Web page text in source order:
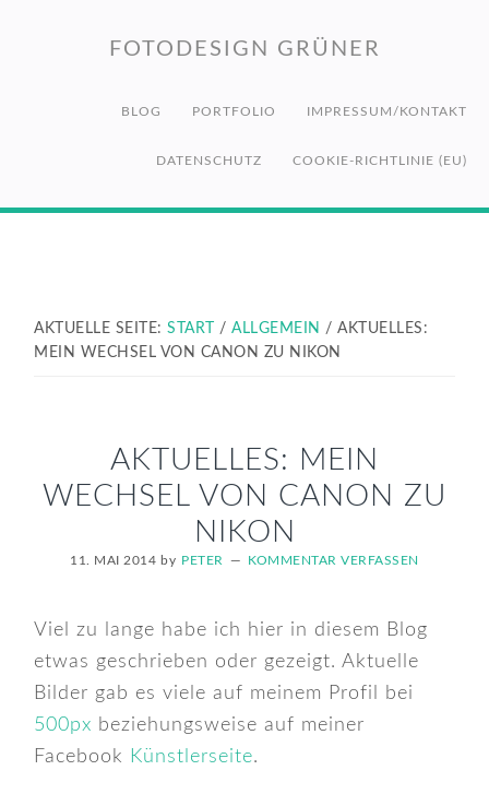
HauptnavigationFOTODESIGN GRÜNER
BLOG PORTFOLIO IMPRESSUM/KONTAKT
DATENSCHUTZ COOKIE-RICHTLINIE (EU)
AKTUELLE SEITE:START / ALLGEMEIN / AKTUELLES:
MEIN WECHSEL VON CANON ZU NIKON
AKTUELLES: MEIN
WECHSEL VON CANON ZU
NIKON
11. MAI 2014 by PETER KOMMENTAR VERFASSEN
Viel zu lange habe ich hier in diesem Blog
etwas geschrieben oder gezeigt. Aktuelle
Bilder gab es viele auf meinem Profil bei
500px beziehungsweise auf meiner
Facebook Künstlerseite.